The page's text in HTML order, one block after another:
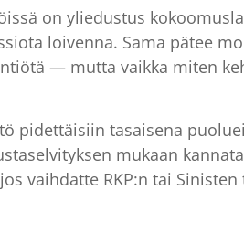
on yliedustus
loivenna. Sama pätee
— mutta vaikka miten
pidettäisiin tasaisena
mukaan
vaihdatte RKP:n tai